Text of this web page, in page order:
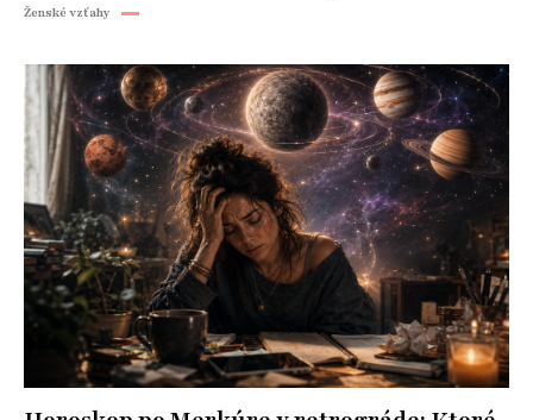
Ženské vzťahy